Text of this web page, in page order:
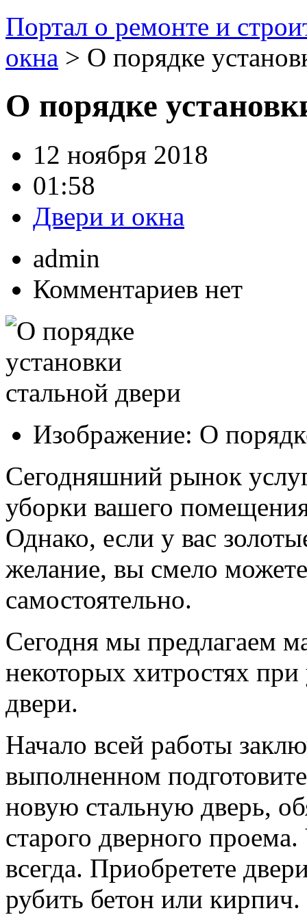
Портал о ремонте и
окна > О порядке
О порядке
12 ноября 2018
01:58
Двери и окна
admin
Комментариев нет
Изображение: О
Сегодняшний рынок
уборки вашего
Однако, если у вас
желание, вы смело
самостоятельно.
Сегодня мы предлагаем
некоторых хитростях
двери.
Начало всей работы
выполненном
новую стальную дверь,
старого дверного
всегда. Приобретете
рубить бетон или кирпич.